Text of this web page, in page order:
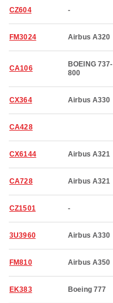
CZ604 -
FM3024 Airbus A320
CA106
BOEING 737-
800
CX364 Airbus A330
CA428
CX6144 Airbus A321
CA728 Airbus A321
CZ1501 -
3U3960 Airbus A330
FM810 Airbus A350
EK383 Boeing 777